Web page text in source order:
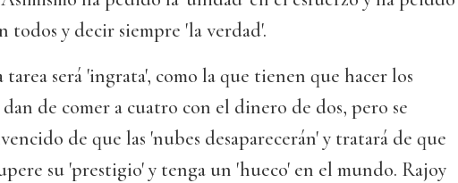
todos y decir siempre 'la verdad'.
tarea será 'ingrata', como la que tienen que hacer los
de comer a cuatro con el dinero de dos, pero se
de que las 'nubes desaparecerán' y tratará de que
su 'prestigio' y tenga un 'hueco' en el mundo. Rajoy